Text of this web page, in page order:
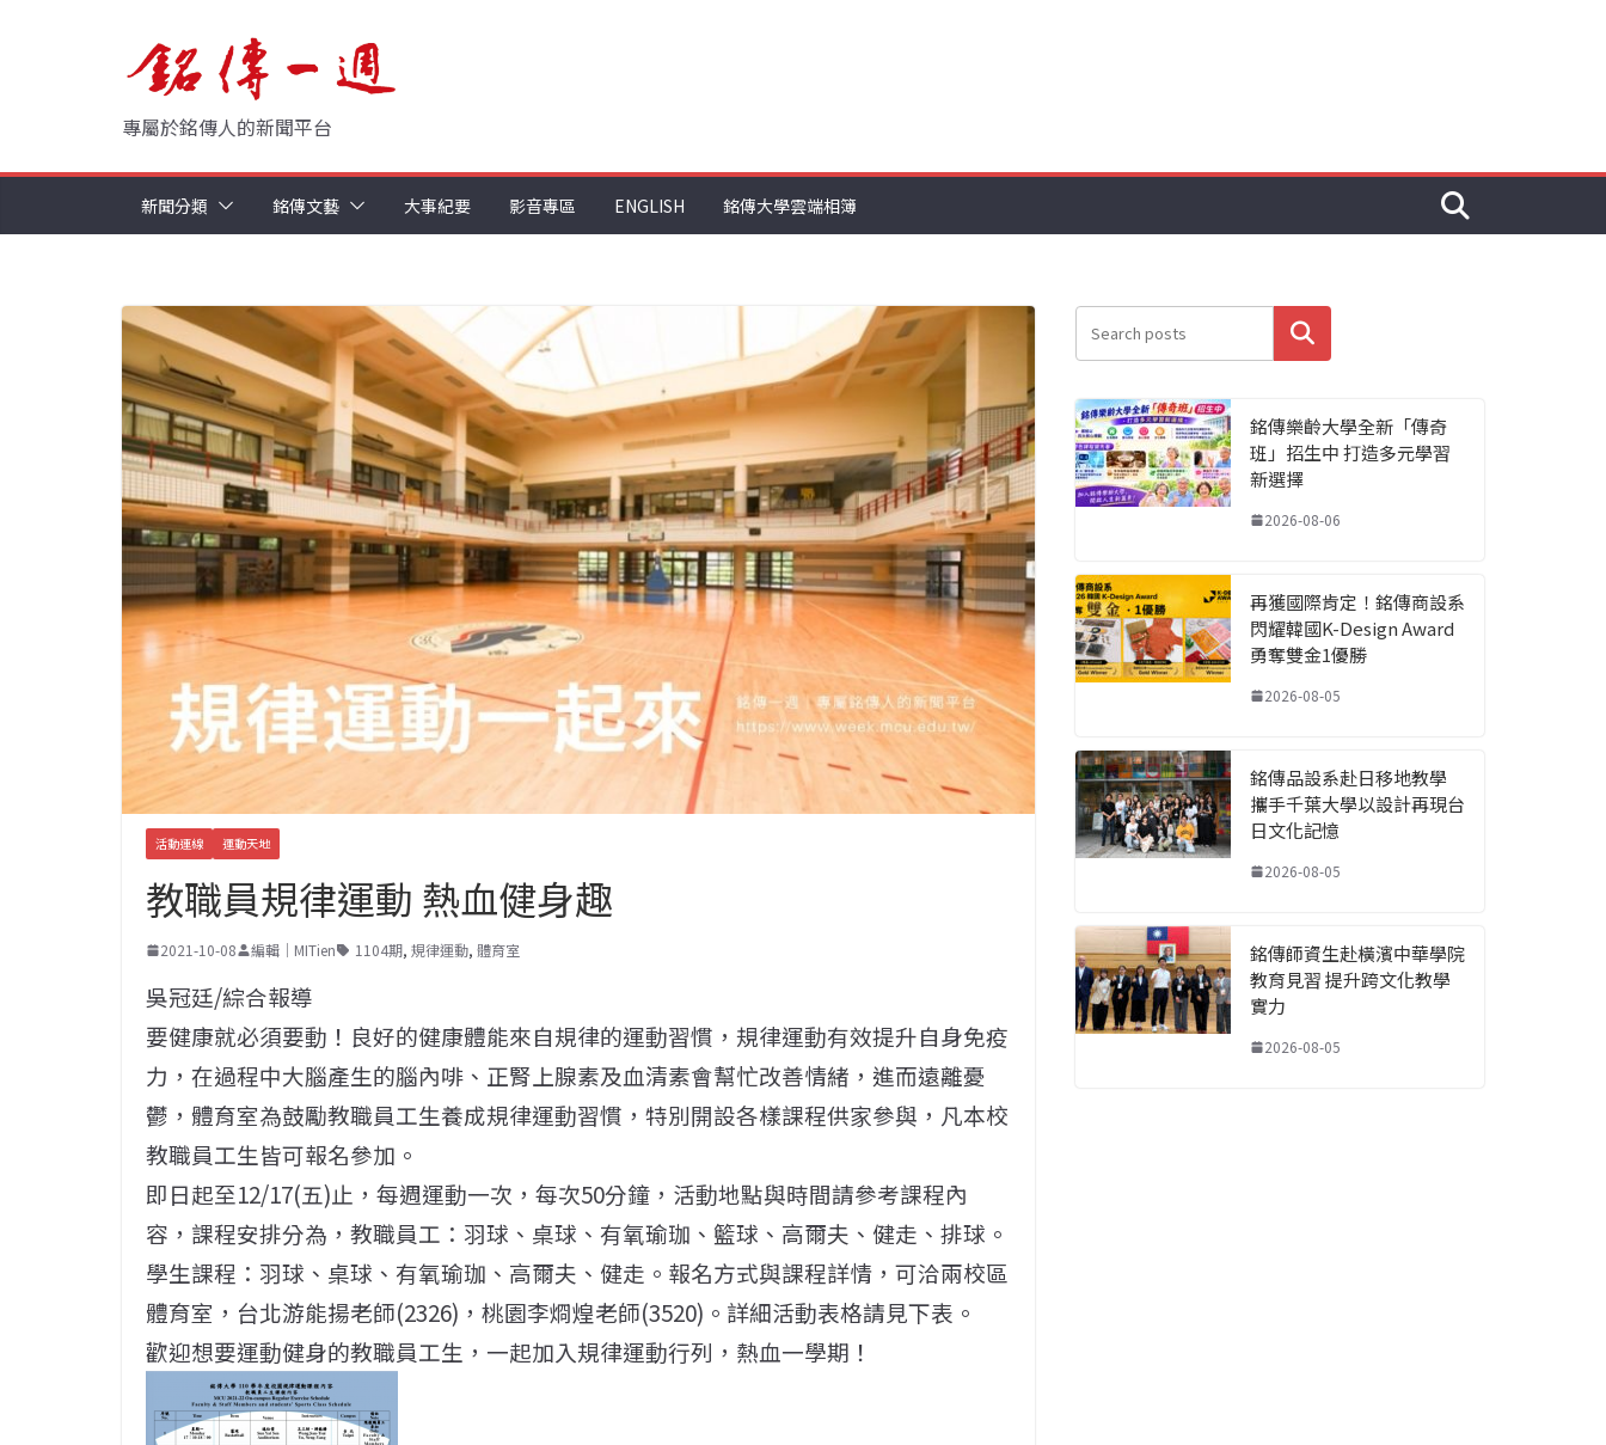
專屬於銘傳人的新聞平台
新聞分類 銘傳文藝 大事紀要 影音專區 ENGLISH 銘傳大學雲端相簿
活動連線 運動天地
教職員規律運動 熱血健身趣
2021-10-08 編輯｜MITien 1104期, 規律運動, 體育室
吳冠廷/綜合報導
要健康就必須要動！良好的健康體能來自規律的運動習慣，規律運動有效提升自身免疫
力，在過程中大腦產生的腦內啡、正腎上腺素及血清素會幫忙改善情緒，進而遠離憂
鬱，體育室為鼓勵教職員工生養成規律運動習慣，特別開設各樣課程供家參與，凡本校
教職員工生皆可報名參加。
即日起至12/17(五)止，每週運動一次，每次50分鐘，活動地點與時間請參考課程內
容，課程安排分為，教職員工：羽球、桌球、有氧瑜珈、籃球、高爾夫、健走、排球。
學生課程：羽球、桌球、有氧瑜珈、高爾夫、健走。報名方式與課程詳情，可洽兩校區
體育室，台北游能揚老師(2326)，桃園李烱煌老師(3520)。詳細活動表格請見下表。
歡迎想要運動健身的教職員工生，一起加入規律運動行列，熱血一學期！
搜尋
銘傳樂齡大學全新「傳奇
班」招生中 打造多元學習
新選擇
2026-08-06
再獲國際肯定！銘傳商設系
閃耀韓國K-Design Award
勇奪雙金1優勝
2026-08-05
銘傳品設系赴日移地教學
攜手千葉大學以設計再現台
日文化記憶
2026-08-05
銘傳師資生赴橫濱中華學院
教育見習 提升跨文化教學
實力
2026-08-05